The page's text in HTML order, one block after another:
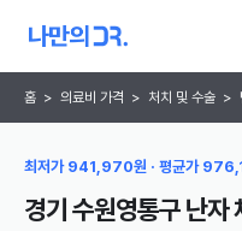
홈 > 의료비 가격 > 처치 및 수술 >
최저가 941,970원 · 평균가
경기 수원영통구 난자